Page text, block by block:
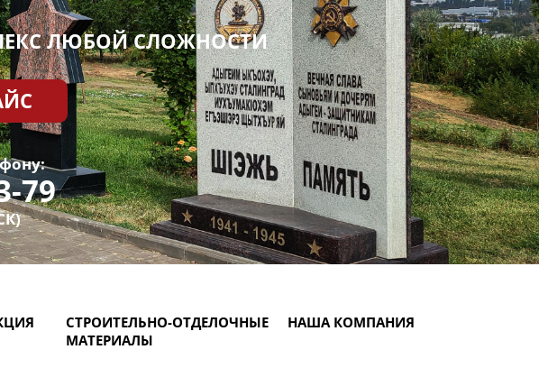
ЛЮБОЙ СЛОЖНОСТИ
79
СТРОИТЕЛЬНО-ОТДЕЛОЧНЫЕ
МАТЕРИАЛЫ
НАША КОМПАНИЯ